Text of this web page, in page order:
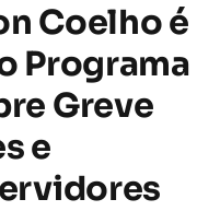
Coelho é
Programa
Greve
e